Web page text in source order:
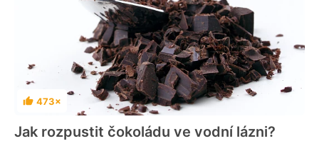
Hodnocení
473×
Jak rozpustit čokoládu ve vodní lázni?